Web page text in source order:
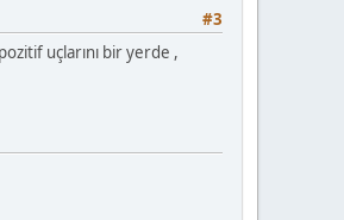
#3
uçlarını bir yerde ,